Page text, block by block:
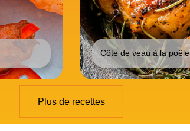
Côte de veau à la poêle
Plus de recettes